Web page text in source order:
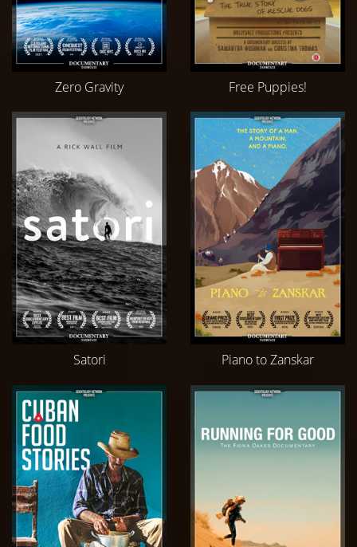
Zero Gravity Free Puppies!
Satori Piano to Zanskar